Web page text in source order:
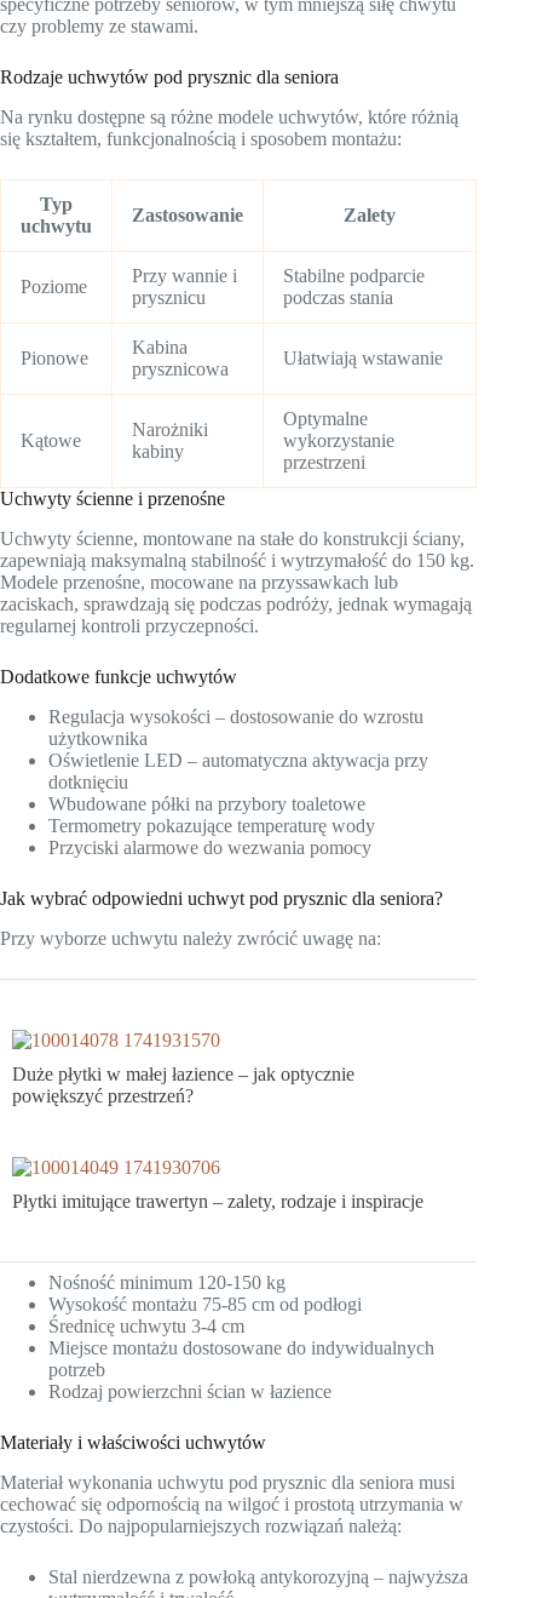
specyficzne potrzeby seniorów, w tym mniejszą siłę chwytu
czy problemy ze stawami.
Rodzaje uchwytów pod prysznic dla seniora
Na rynku dostępne są różne modele uchwytów, które różnią
się kształtem, funkcjonalnością i sposobem montażu:
Typ
uchwytu
Zastosowanie Zalety
Poziome
Przy wannie i
prysznicu
Stabilne podparcie
podczas stania
Pionowe
Kabina
prysznicowa
Ułatwiają wstawanie
Kątowe
Narożniki
kabiny
Optymalne
wykorzystanie
przestrzeni
Uchwyty ścienne i przenośne
Uchwyty ścienne, montowane na stałe do konstrukcji ściany,
zapewniają maksymalną stabilność i wytrzymałość do 150 kg.
Modele przenośne, mocowane na przyssawkach lub
zaciskach, sprawdzają się podczas podróży, jednak wymagają
regularnej kontroli przyczepności.
Dodatkowe funkcje uchwytów
Regulacja wysokości – dostosowanie do wzrostu
użytkownika
Oświetlenie LED – automatyczna aktywacja przy
dotknięciu
Wbudowane półki na przybory toaletowe
Termometry pokazujące temperaturę wody
Przyciski alarmowe do wezwania pomocy
Jak wybrać odpowiedni uchwyt pod prysznic dla seniora?
Przy wyborze uchwytu należy zwrócić uwagę na:
Duże płytki w małej łazience – jak optycznie
powiększyć przestrzeń?
Płytki imitujące trawertyn – zalety, rodzaje i inspiracje
Nośność minimum 120-150 kg
Wysokość montażu 75-85 cm od podłogi
Średnicę uchwytu 3-4 cm
Miejsce montażu dostosowane do indywidualnych
potrzeb
Rodzaj powierzchni ścian w łazience
Materiały i właściwości uchwytów
Materiał wykonania uchwytu pod prysznic dla seniora musi
cechować się odpornością na wilgoć i prostotą utrzymania w
czystości. Do najpopularniejszych rozwiązań należą:
Stal nierdzewna z powłoką antykorozyjną – najwyższa